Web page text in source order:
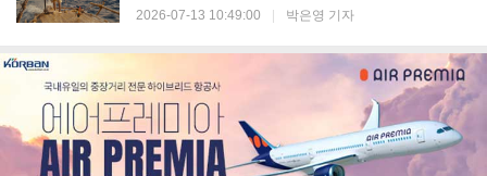
2026-07-13 10:49:00 박은영 기자